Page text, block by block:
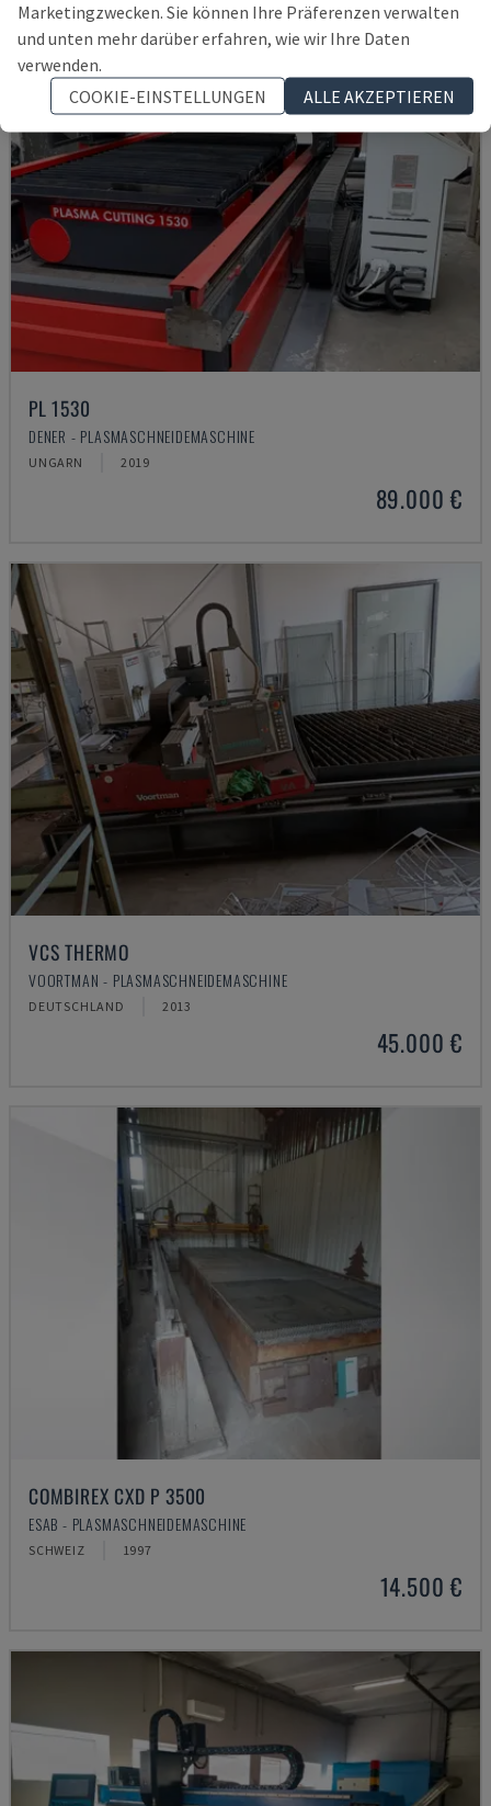
PL 1530
DENER - PLASMASCHNEIDEMASCHINE
UNGARN 2019
89.000 €
VCS THERMO
VOORTMAN - PLASMASCHNEIDEMASCHINE
DEUTSCHLAND 2013
45.000 €
COMBIREX CXD P 3500
ESAB - PLASMASCHNEIDEMASCHINE
SCHWEIZ 1997
14.500 €
Marketingzwecken. Sie können Ihre Präferenzen verwalten
und unten mehr darüber erfahren, wie wir Ihre Daten
verwenden.
COOKIE-EINSTELLUNGEN
ALLE AKZEPTIEREN